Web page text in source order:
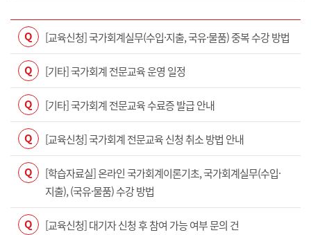
Q [교육신청] 국가회계실무(수입·지출, 국유·물품) 중복 수강 방법
Q [기타] 국가회계 전문교육 운영 일정
Q [기타] 국가회계 전문교육 수료증 발급 안내
Q [교육신청] 국가회계 전문교육 신청 취소 방법 안내
Q
[학습자료실] 온라인 국가회계이론기초, 국가회계실무(수입·
지출), (국유·물품) 수강 방법
Q [교육신청] 대기자 신청 후 참여 가능 여부 문의 건